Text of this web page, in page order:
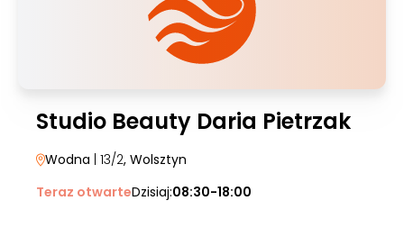
Studio Beauty Daria Pietrzak
Wodna | 13/2, Wolsztyn
Teraz otwarteDzisiaj:08:30-18:00